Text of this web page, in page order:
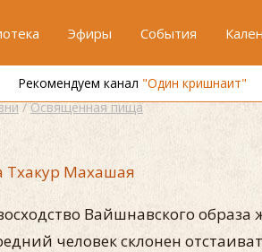
Эфиры События
Рекомендуем канал "Один кришнаит"
/Освященная пища
Махашая
Вайшнавского
человек склонен